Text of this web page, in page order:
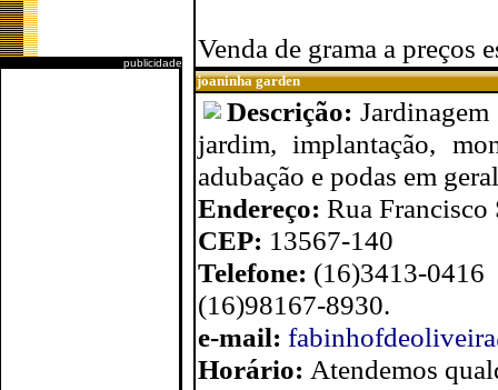
publicidade Venda de grama a preços
joaninha garden
Descrição:
jardim, implantação,
adubação e podas em
Endereço: Rua Francisco
CEP: 13567-140
Telefone: (16)3413-0416
(16)98167-8930.
e-mail:
Horário: Atendemos